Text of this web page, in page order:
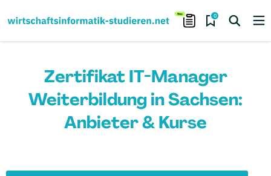
0
Zertifikat IT-Manager
Weiterbildung in Sachsen:
Anbieter & Kurse